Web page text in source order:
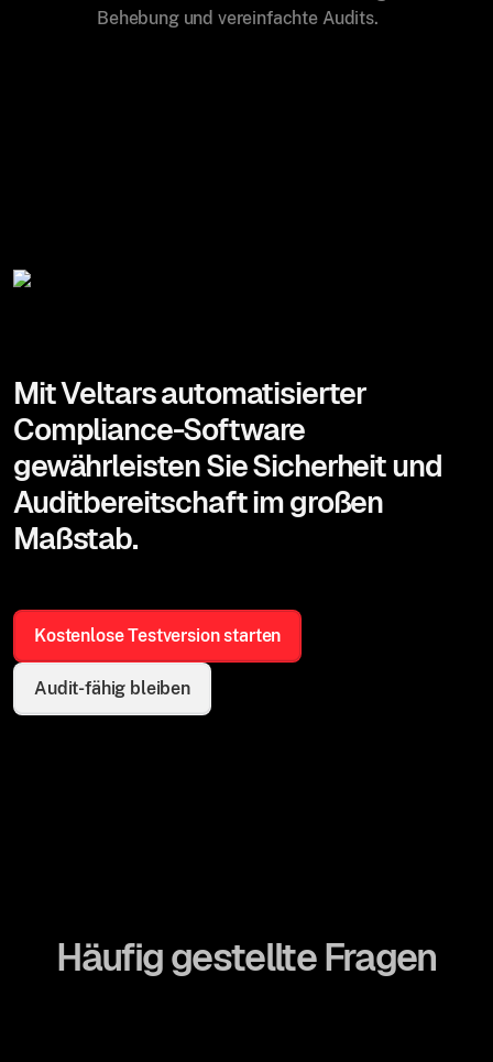
Behebung und vereinfachte Audits.
Mit Veltars automatisierter
Compliance-Software
gewährleisten Sie Sicherheit und
Auditbereitschaft im großen
Maßstab.
Kostenlose Testversion starten
Audit-fähig bleiben
Häufig gestellte Fragen